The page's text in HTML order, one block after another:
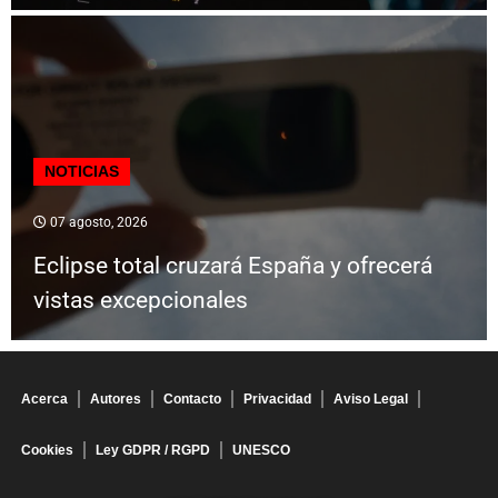
NOTICIAS
07 agosto, 2026
Eclipse total cruzará España y ofrecerá
vistas excepcionales
Acerca Autores Contacto Privacidad Aviso Legal
Cookies Ley GDPR / RGPD UNESCO